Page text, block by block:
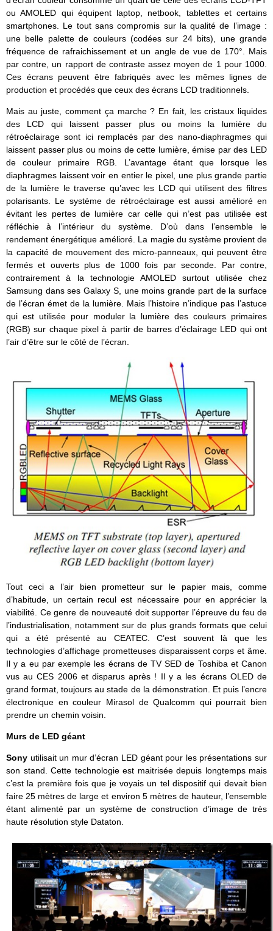
ou AMOLED qui équipent laptop, netbook, tablettes et certains
smartphones. Le tout sans compromis sur la qualité de l’image :
une belle palette de couleurs (codées sur 24 bits), une grande
fréquence de rafraichissement et un angle de vue de 170°. Mais
par contre, un rapport de contraste assez moyen de 1 pour 1000.
Ces écrans peuvent être fabriqués avec les mêmes lignes de
production et procédés que ceux des écrans LCD traditionnels.
Mais au juste, comment ça marche ? En fait, les cristaux liquides
des LCD qui laissent passer plus ou moins la lumière du
rétroéclairage sont ici remplacés par des nano-diaphragmes qui
laissent passer plus ou moins de cette lumière, émise par des LED
de couleur primaire RGB. L’avantage étant que lorsque les
diaphragmes laissent voir en entier le pixel, une plus grande partie
de la lumière le traverse qu’avec les LCD qui utilisent des filtres
polarisants. Le système de rétroéclairage est aussi amélioré en
évitant les pertes de lumière car celle qui n’est pas utilisée est
réfléchie à l’intérieur du système. D’où dans l’ensemble le
rendement énergétique amélioré. La magie du système provient de
la capacité de mouvement des micro-panneaux, qui peuvent être
fermés et ouverts plus de 1000 fois par seconde. Par contre,
contrairement à la technologie AMOLED surtout utilisée chez
Samsung dans ses Galaxy S, une moins grande part de la surface
de l’écran émet de la lumière. Mais l’histoire n’indique pas l’astuce
qui est utilisée pour moduler la lumière des couleurs primaires
(RGB) sur chaque pixel à partir de barres d’éclairage LED qui ont
l’air d’être sur le côté de l’écran.
Tout ceci a l’air bien prometteur sur le papier mais, comme
d’habitude, un certain recul est nécessaire pour en apprécier la
viabilité. Ce genre de nouveauté doit supporter l’épreuve du feu de
l’industrialisation, notamment sur de plus grands formats que celui
qui a été présenté au CEATEC. C’est souvent là que les
technologies d’affichage prometteuses disparaissent corps et âme.
Il y a eu par exemple les écrans de TV SED de Toshiba et Canon
vus au CES 2006 et disparus après ! Il y a les écrans OLED de
grand format, toujours au stade de la démonstration. Et puis l’encre
électronique en couleur Mirasol de Qualcomm qui pourrait bien
prendre un chemin voisin.
Murs de LED géant
Sony utilisait un mur d’écran LED géant pour les présentations sur
son stand. Cette technologie est maitrisée depuis longtemps mais
c’est la première fois que je voyais un tel dispositif qui devait bien
faire 25 mètres de large et environ 5 mètres de hauteur, l’ensemble
étant alimenté par un système de construction d’image de très
haute résolution style Dataton.